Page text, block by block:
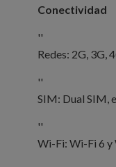
Conectividad
''
Redes: 2G, 3G,
''
SIM: Dual SIM,
''
Wi-Fi: Wi-Fi 6